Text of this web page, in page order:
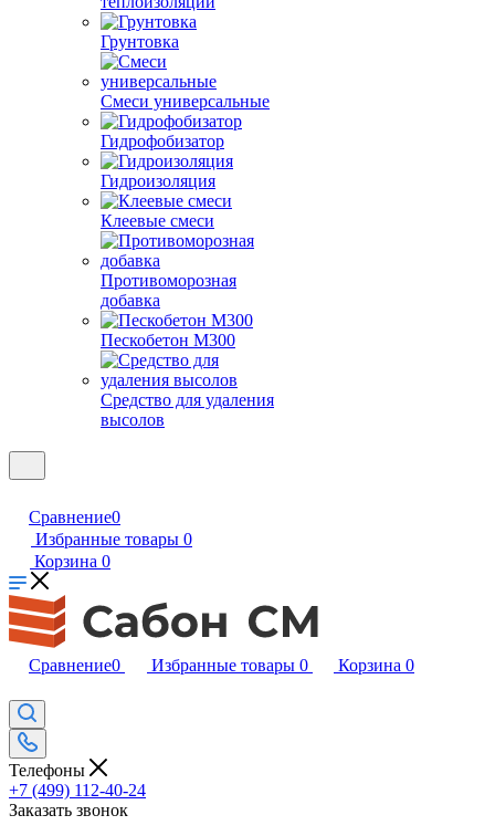
Грунтовка
Смеси универсальные
Гидрофобизатор
Гидроизоляция
Клеевые смеси
Противоморозная
добавка
Пескобетон М300
Средство для удаления
высолов
Сравнение0
Избранные товары 0
Корзина 0
Сравнение0 Избранные товары 0 Корзина 0
Телефоны
+7 (499) 112-40-24
Заказать звонок